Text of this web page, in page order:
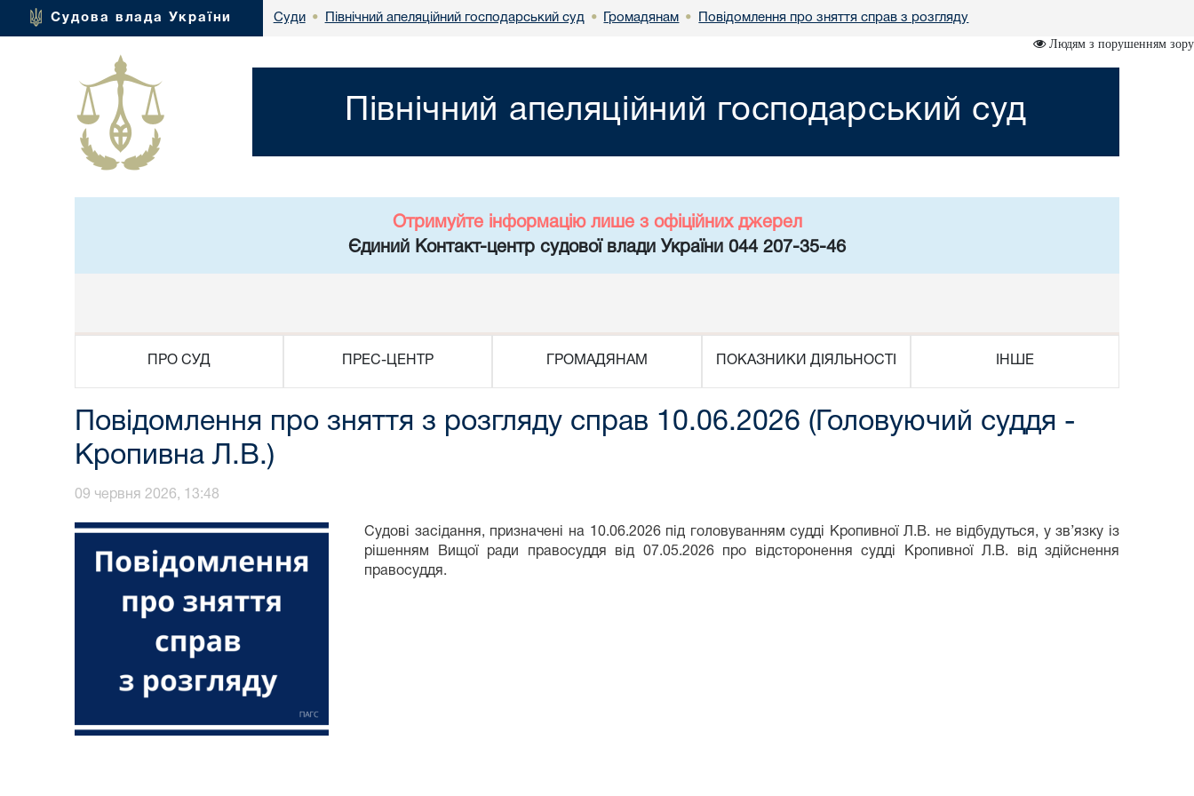
Судова влада України Суди • Північний апеляційний господарський суд • Громадянам • Повідомлення про зняття справ з розгляду
Людям з порушенням зору
Північний апеляційний господарський суд
Отримуйте інформацію лише з офіційних джерел
Єдиний Контакт-центр судової влади України 044 207-35-46
ПРО СУД ПРЕС-ЦЕНТР ГРОМАДЯНАМ ПОКАЗНИКИ ДІЯЛЬНОСТІ ІНШЕ
Повідомлення про зняття з розгляду справ 10.06.2026 (Головуючий суддя -
Кропивна Л.В.)
09 червня 2026, 13:48
Судові засідання, призначені на 10.06.2026 під головуванням судді Кропивної Л.В. не відбудуться, у зв’язку із
рішенням Вищої ради правосуддя від 07.05.2026 про відсторонення судді Кропивної Л.В. від здійснення
правосуддя.